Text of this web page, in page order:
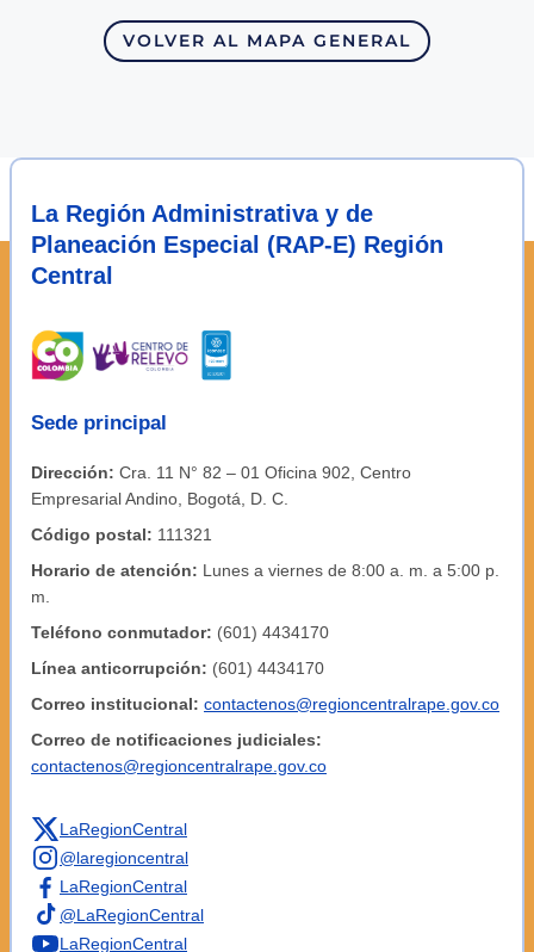
VOLVER AL MAPA GENERAL
La Región Administrativa y de
Planeación Especial (RAP-E) Región
Central
Sede principal
Dirección: Cra. 11 N° 82 – 01 Oficina 902, Centro
Empresarial Andino, Bogotá, D. C.
Código postal: 111321
Horario de atención: Lunes a viernes de 8:00 a. m. a 5:00 p.
m.
Teléfono conmutador: (601) 4434170
Línea anticorrupción: (601) 4434170
Correo institucional: contactenos@regioncentralrape.gov.co
Correo de notificaciones judiciales:
contactenos@regioncentralrape.gov.co
LaRegionCentral
@laregioncentral
LaRegionCentral
@LaRegionCentral
LaRegionCentral